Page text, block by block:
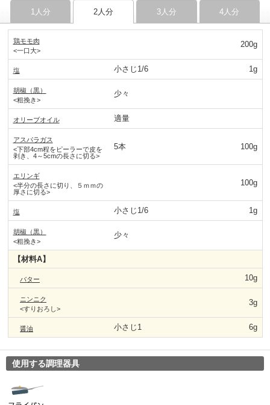
1人分 2人分 3人分 4人分
鶏モモ肉
<一口大>
200g
塩 小さじ1/6 1g
胡椒（黒）
<粗挽き>
少々
オリーブオイル 適量
アスパラガス
<下部4cm程をピーラーで皮を
剥き、4～5cmの長さに切る>
5本 100g
エリンギ
<半分の長さに切り、５ｍｍの
厚さに切る>
100g
塩 小さじ1/6 1g
胡椒（黒）
<粗挽き>
少々
【材料A】
バター 10g
ニンニク
<すりおろし>
3g
醤油 小さじ1 6g
使用する調理器具